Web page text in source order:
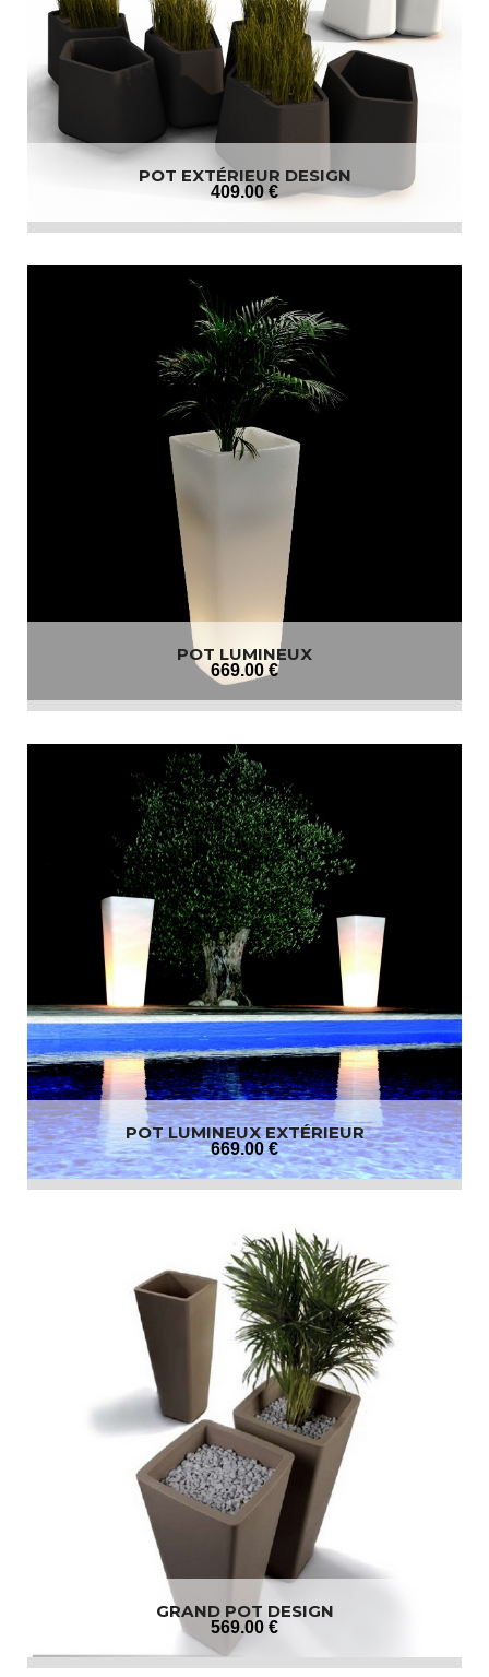
POT EXTÉRIEUR DESIGN
409.00 €
POT LUMINEUX
669.00 €
POT LUMINEUX EXTÉRIEUR
669.00 €
GRAND POT DESIGN
569.00 €